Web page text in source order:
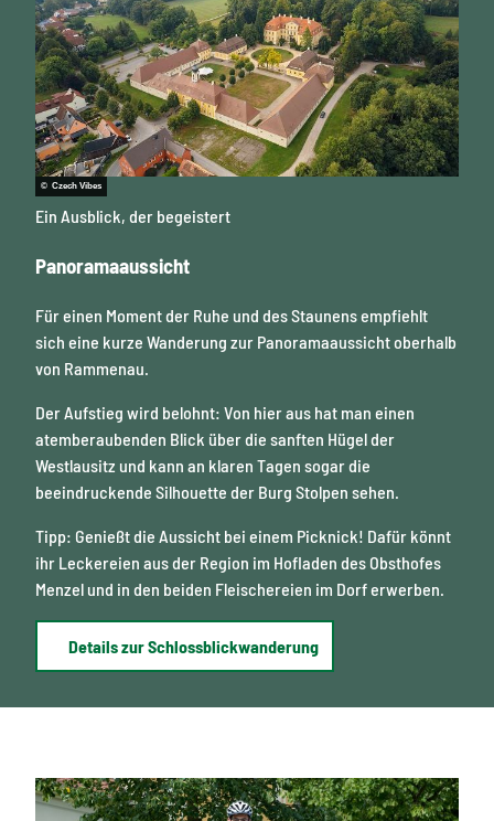
© Czech Vibes
Ein Ausblick, der begeistert
Panoramaaussicht
Für einen Moment der Ruhe und des Staunens empfiehlt
sich eine kurze Wanderung zur Panoramaaussicht oberhalb
von Rammenau.
Der Aufstieg wird belohnt: Von hier aus hat man einen
atemberaubenden Blick über die sanften Hügel der
Westlausitz und kann an klaren Tagen sogar die
beeindruckende Silhouette der Burg Stolpen sehen.
Tipp: Genießt die Aussicht bei einem Picknick! Dafür könnt
ihr Leckereien aus der Region im Hofladen des Obsthofes
Menzel und in den beiden Fleischereien im Dorf erwerben.
Details zur Schlossblickwanderung